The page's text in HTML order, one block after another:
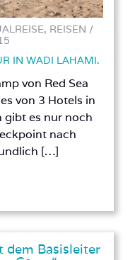
REISEN /
IN WADI LAHAMI.
von Red Sea
von 3 Hotels in
gibt es nur noch
nach
[…]